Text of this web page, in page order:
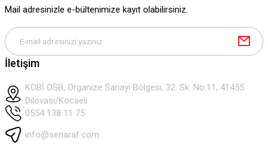
Gönder
Mail adresinizle e-bültenimize kayıt olabilirsiniz.
İletişim
KOBİ OSB, Organize Sanayi Bölgesi, 32. Sk. No:11, 41455
Dilovası/Kocaeli
0554 138 11 75
info@senaraf.com